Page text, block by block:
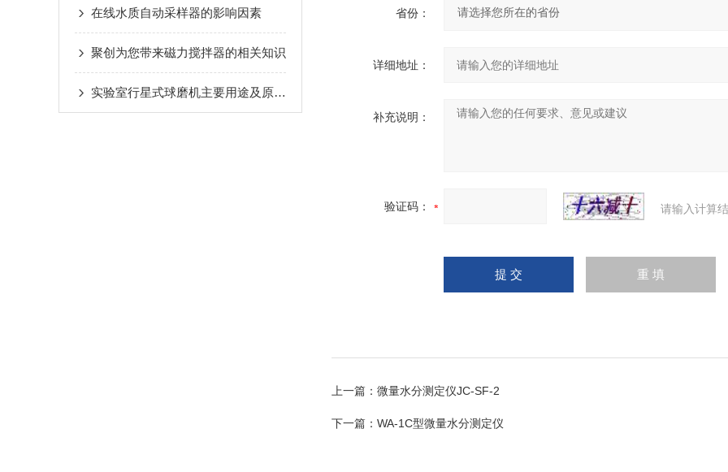
在线水质自动采样器的影响因素
聚创为您带来磁力搅拌器的相关知识
实验室行星式球磨机主要用途及原理讲述
省份：
详细地址：
补充说明：
验证码： 请输入计算
上一篇： 微量水分测定仪JC-SF-2
下一篇： WA-1C型微量水分测定仪